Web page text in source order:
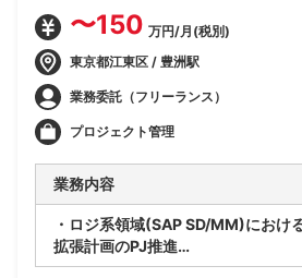
キュメント化への落とし込みを担当
・アプリケーションチームとインフ
として、インフラ標準化の方向性を
・設計フェーズから参画し、そのま
当予定(上流担当が抜けた後も長期
〜150 万円/月(税別)
東京都江東区 / 豊洲駅
業務委託（フリーランス）
プロジェクト管理
業務内容
・ロジ系領域(SAP SD/MM)におけ
拡張計画のPJ推進
・要員管理、進捗管理、タスク管理